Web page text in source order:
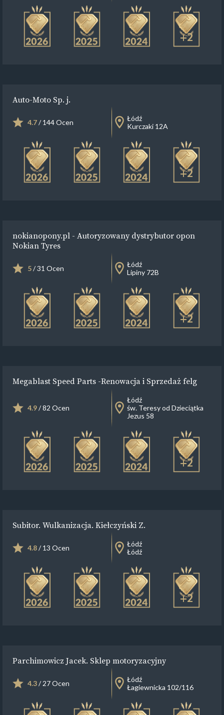
+2
Auto-Moto Sp. j.
4.7/ 144 Ocen
Łódź
Kurczaki 12A
+2
nokianopony.pl - Autoryzowany dystrybutor opon
Nokian Tyres
5/ 31 Ocen
Łódź
Lipiny 72B
+2
Megablast Speed Parts -Renowacja i Sprzedaż felg
4.9/ 82 Ocen
Łódź
św. Teresy od Dzieciątka
Jezus 58
+2
Subitor. Wulkanizacja. Kiełczyński Z.
4.8/ 13 Ocen
Łódź
Łódź
+2
Parchimowicz Jacek. Sklep motoryzacyjny
4.3/ 27 Ocen
Łódź
Łagiewnicka 102/116